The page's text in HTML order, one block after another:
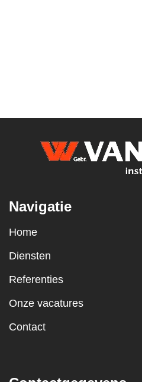
Navigatie
Home
Diensten
Referenties
Onze vacatures
Contact